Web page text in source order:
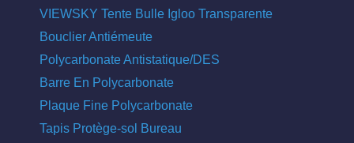
VIEWSKY Tente Bulle Igloo Transparente
Bouclier Antiémeute
Polycarbonate Antistatique/DES
Barre En Polycarbonate
Plaque Fine Polycarbonate
Tapis Protège-sol Bureau